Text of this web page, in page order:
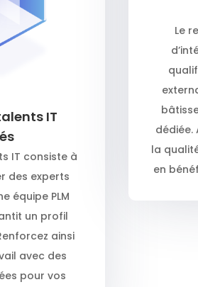
IT
IT consiste à
des experts
équipe PLM
un profil
ainsi
avec des
pour vos
Le
dédiée.
la
en